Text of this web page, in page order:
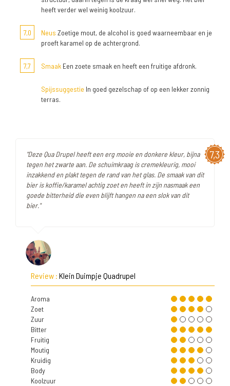
heeft verder wel weinig koolzuur.
7,0 Neus Zoetige mout, de alcohol is goed waarneembaar en je
proeft karamel op de achtergrond.
7,7 Smaak Een zoete smaak en heeft een fruitige afdronk.
Spijssuggestie In goed gezelschap of op een lekker zonnig
terras.
7,3
"Deze Qua Drupel heeft een erg mooie en donkere kleur, bijna
tegen het zwarte aan. De schuimkraag is cremekleurig, mooi
inzakkend en plakt tegen de rand van het glas. De smaak van dit
bier is koffie/karamel achtig zoet en heeft in zijn nasmaak een
goede bitterheid die even blijft hangen na een slok van dit
bier."
Review : Klein Duimpje Quadrupel
Aroma
Zoet
Zuur
Bitter
Fruitig
Moutig
Kruidig
Body
Koolzuur